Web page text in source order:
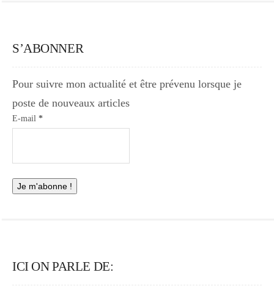
S’ABONNER
Pour suivre mon actualité et être prévenu lorsque je
poste de nouveaux articles
E-mail *
ICI ON PARLE DE: